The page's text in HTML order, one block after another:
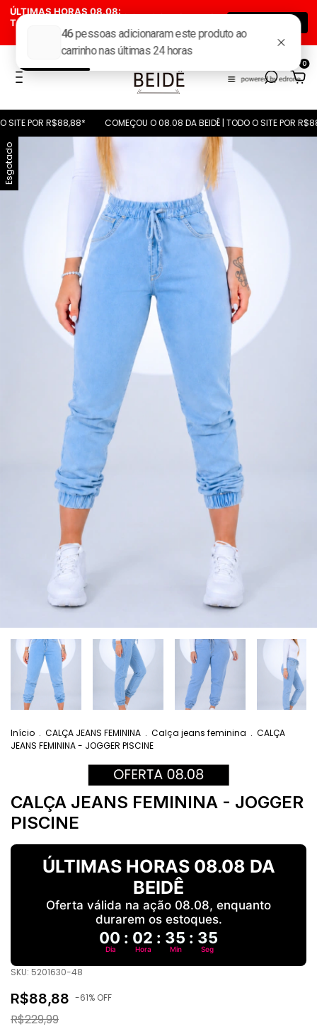
ÚLTIMAS HORAS 08.08:
TODAS AS CALÇAS POR
R$ 88,88*
00 : 02 : 35 : 34
Dia(s) Min(s) Seg(s)
ÚLTIMAS HORAS
0
POR R$88,88* COMEÇOU O 08.08 DA BEIDÊ | TODO O SITE POR R$88,88*
Esgotado
Início . CALÇA JEANS FEMININA . Calça jeans feminina . CALÇA
JEANS FEMININA - JOGGER PISCINE
CALÇA JEANS FEMININA - JOGGER
PISCINE
ÚLTIMAS HORAS 08.08 DA
BEIDÊ
Oferta válida na ação 08.08, enquanto
durarem os estoques.
00 : 02 : 35 : 34
Dia Hora Min Seg
SKU: 5201630-48
R$88,88 -61% OFF
R$229,99